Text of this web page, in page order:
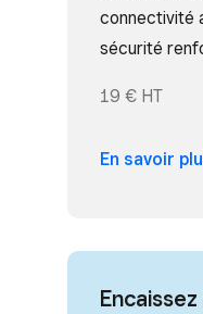
connectivité
sécurité
19 € HT
En savoir